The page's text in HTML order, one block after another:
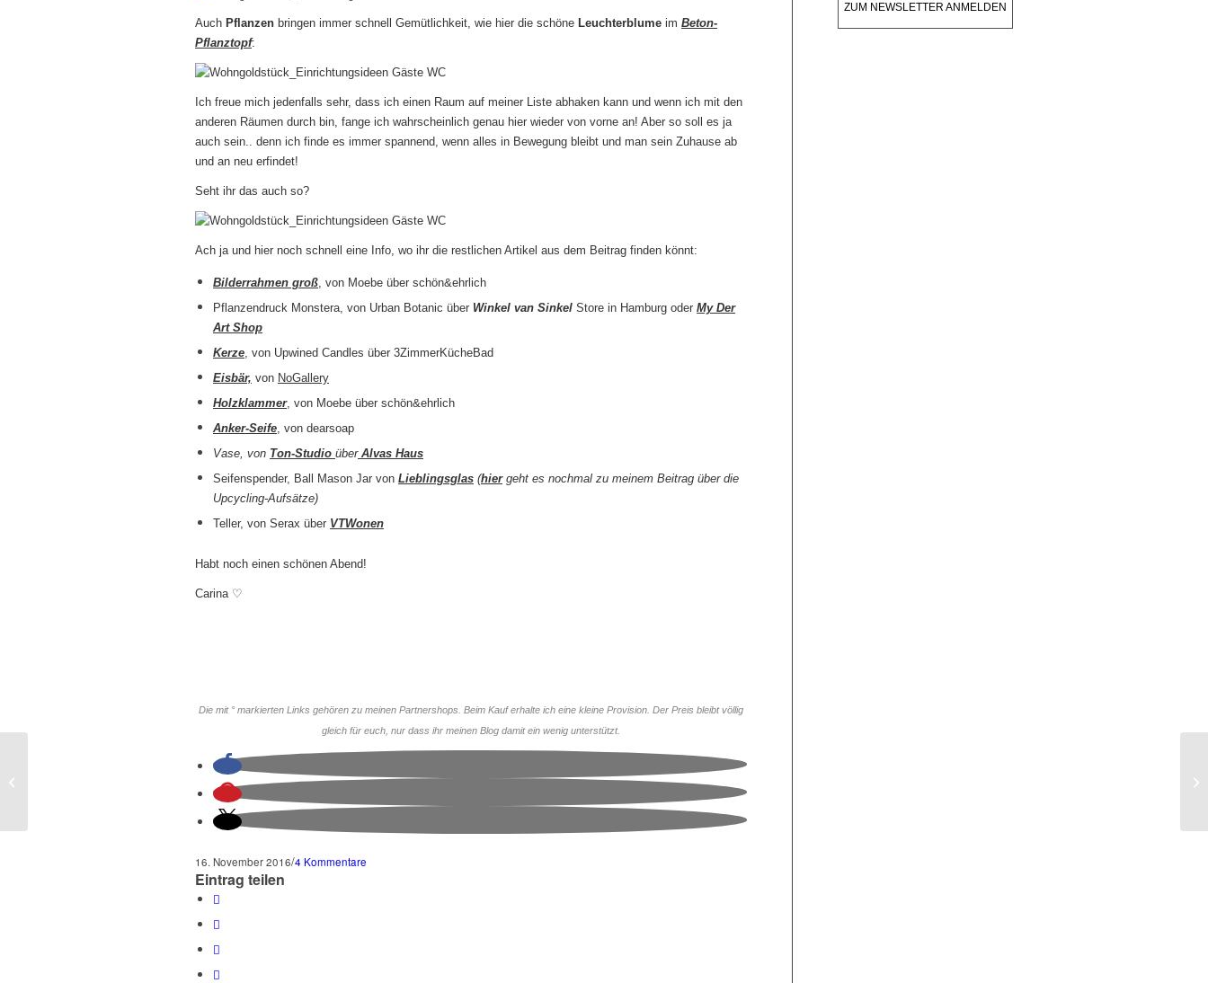
Auch Pflanzen bringen immer schnell Gemütlichkeit, wie hier die schöne Leuchterblume im Beton-
Pflanztopf:
Ich freue mich jedenfalls sehr, dass ich einen Raum auf meiner Liste abhaken kann und wenn ich mit den
anderen Räumen durch bin, fange ich wahrscheinlich genau hier wieder von vorne an! Aber so soll es ja
auch sein.. denn ich finde es immer spannend, wenn alles in Bewegung bleibt und man sein Zuhause ab
und an neu erfindet!
Seht ihr das auch so?
Ach ja und hier noch schnell eine Info, wo ihr die restlichen Artikel aus dem Beitrag finden könnt:
Bilderrahmen groß , von Moebe über schön&ehrlich
Pflanzendruck Monstera, von Urban Botanic über Winkel van Sinkel Store in Hamburg oder My Der
Art Shop
Kerze , von Upwined Candles über 3ZimmerKücheBad
Eisbär, von NoGallery
Holzklammer, von Moebe über schön&ehrlich
Anker-Seife , von dearsoap
Vase, von Ton-Studio überAlvas Haus
Seifenspender, Ball Mason Jar von Lieblingsglas (hier geht es nochmal zu meinem Beitrag über die
Upcycling-Aufsätze)
Teller, von Serax über VTWonen
Habt noch einen schönen Abend!
Carina ♡
Die mit ° markierten Links gehören zu meinen Partnershops. Beim Kauf erhalte ich eine kleine Provision. Der Preis bleibt völlig
gleich für euch, nur dass ihr meinen Blog damit ein wenig unterstützt.
16. November 2016/4 Kommentare
Eintrag teilen
ZUM NEWSLETTER ANMELDEN